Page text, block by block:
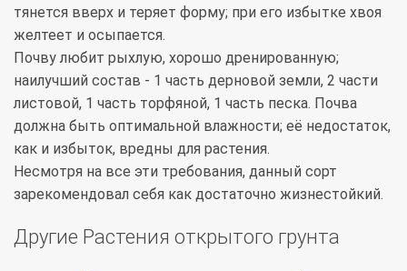
тянется вверх и теряет форму; при его избытке хвоя
желтеет и осыпается.
Почву любит рыхлую, хорошо дренированную;
наилучший состав - 1 часть дерновой земли, 2 части
листовой, 1 часть торфяной, 1 часть песка. Почва
должна быть оптимальной влажности; её недостаток,
как и избыток, вредны для растения.
Несмотря на все эти требования, данный сорт
зарекомендовал себя как достаточно жизнестойкий.
Другие Растения открытого грунта